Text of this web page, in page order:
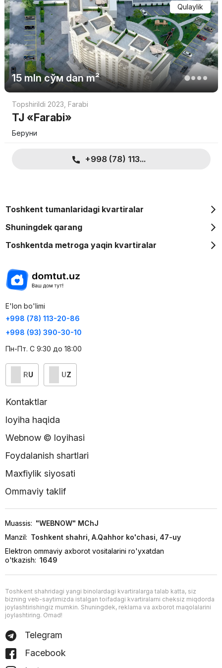
boshlanadi.
2 kompant xonadonlar 77 dan 92 kvadrat metrgacha.M.
ularning narxi 1 060 833 400 so'mdan boshlanadi.
Tafsilotlarni aniqlashtirish va batafsil ma'lumot olish uchun ishlab
chiquvchi bilan bog'laning.
Qulaylik
15 mln сўмdan m²
Topshirildi 2023 Farabi
TJ «Farabi»
Беруни
+998 (78) 113...
Toshkent tumanlaridagi kvartiralar
Shuningdek qarang
Toshkentda metroga yaqin kvartiralar
E'lon bo'limi
+998 (78) 113-20-86
+998 (93) 390-30-10
Пн-Пт. С 9:30 до 18:00
RU UZ
Kontaktlar
loyiha haqida
Webnow © loyihasi
Foydalanish shartlari
Maxfiylik siyosati
Ommaviy taklif
Muassis: "WEBNOW" MChJ
Manzil: Toshkent shahri, A.Qahhor ko'chasi, 47-uy
Elektron ommaviy axborot vositalarini ro'yxatdan
o'tkazish: 1649
Toshkent shahridagi yangi binolardagi kvartiralarga talab katta, siz
bizning veb-saytimizda istalgan toifadagi kvartiralarni cheksiz miqdorda
joylashtirishingiz mumkin. Shuningdek, reklama va axborot maqolalarini
joylashtiring. Omad!
Telegram
Facebook